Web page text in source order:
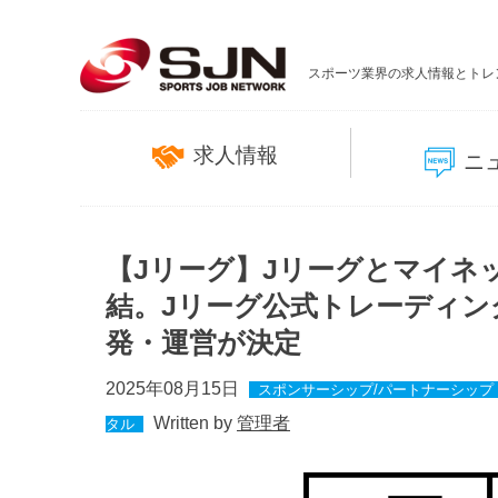
スポーツ業界の求人情報とトレ
求人情報 ニ
【Jリーグ】Jリーグとマイ
結。Jリーグ公式トレーディ
発・運営が決定
2025年08月15日 スポンサーシップ/パートナーシップ
タル Written by 管理者